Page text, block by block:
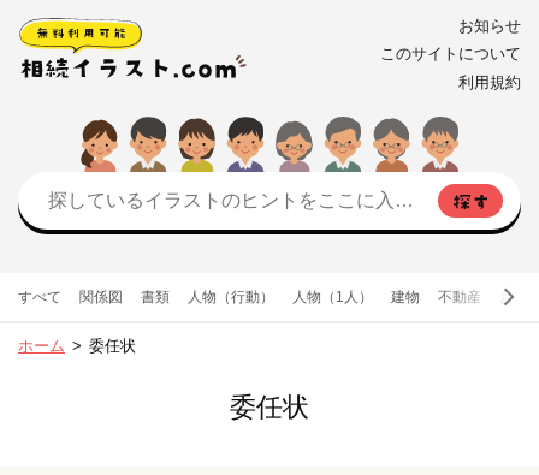
お知らせ
このサイトについて
利用規約
すべて 関係図 書類 人物（行動） 人物（1人） 建物 不動産 お金
委任状
ホーム 委任状